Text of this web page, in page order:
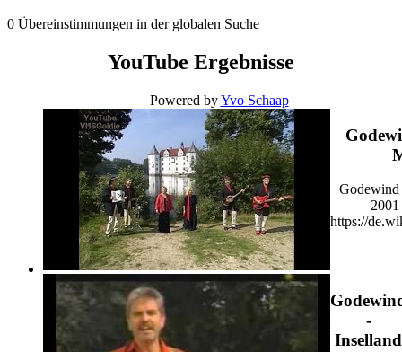
0 Übereinstimmungen in der globalen Suche
YouTube Ergebnisse
Powered byYvo Schaap
Godewind
https://
-
Inselland